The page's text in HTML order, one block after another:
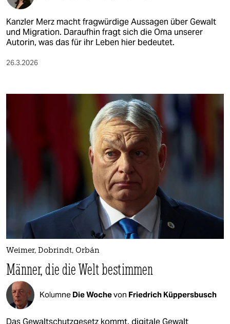
Kanzler Merz macht fragwürdige Aussagen über Gewalt
und Migration. Daraufhin fragt sich die Oma unserer
Autorin, was das für ihr Leben hier bedeutet.
26.3.2026
Weimer, Dobrindt, Orbán
Männer, die die Welt bestimmen
Kolumne Die Wochevon Friedrich Küppersbusch
Das Gewaltschutzgesetz kommt, digitale Gewalt